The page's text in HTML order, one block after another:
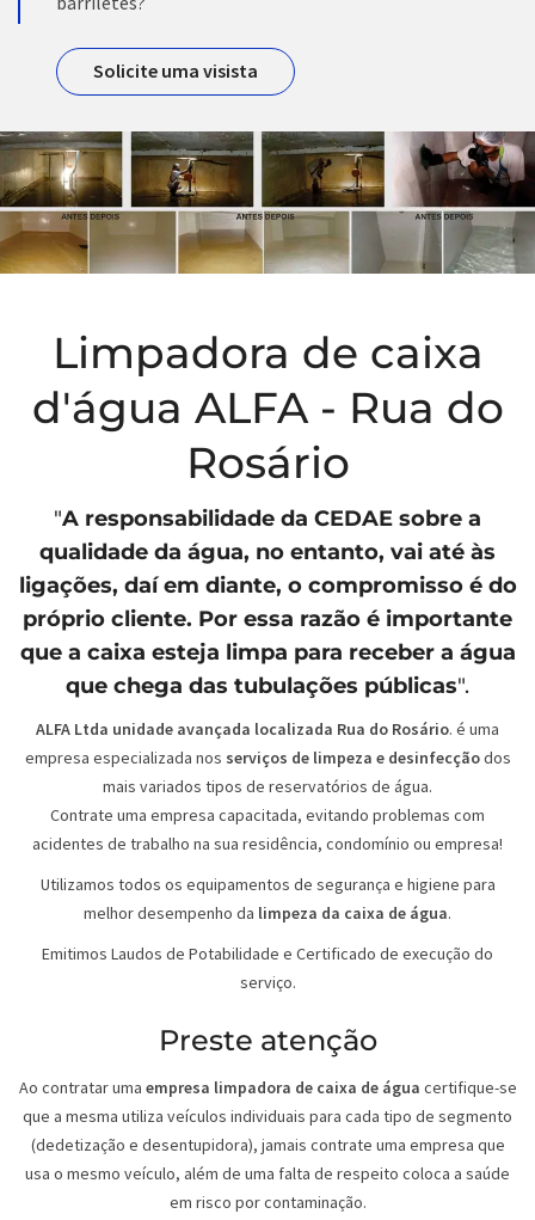
Solicite uma visista
Limpadora de caixa
d'água ALFA - Rua do
Rosário
"A responsabilidade da CEDAE sobre a
qualidade da água, no entanto, vai até às
ligações, daí em diante, o compromisso é do
próprio cliente. Por essa razão é importante
que a caixa esteja limpa para receber a água
que chega das tubulações públicas".
ALFA Ltda unidade avançada localizada Rua do Rosário. é uma
empresa especializada nos serviços de limpeza e desinfecçãodos
mais variados tipos de reservatórios de água.
Contrate uma empresa capacitada, evitando problemas com
acidentes de trabalho na sua residência, condomínio ou empresa!
Utilizamos todos os equipamentos de segurança e higiene para
melhor desempenho da limpeza da caixa de água.
Emitimos Laudos de Potabilidade e Certificado de execução do
serviço.
Preste atenção
Ao contratar uma empresa limpadora de caixa de água certifique-se
que a mesma utiliza veículos individuais para cada tipo de segmento
(dedetização e desentupidora), jamais contrate uma empresa que
usa o mesmo veículo, além de uma falta de respeito coloca a saúde
em risco por contaminação.